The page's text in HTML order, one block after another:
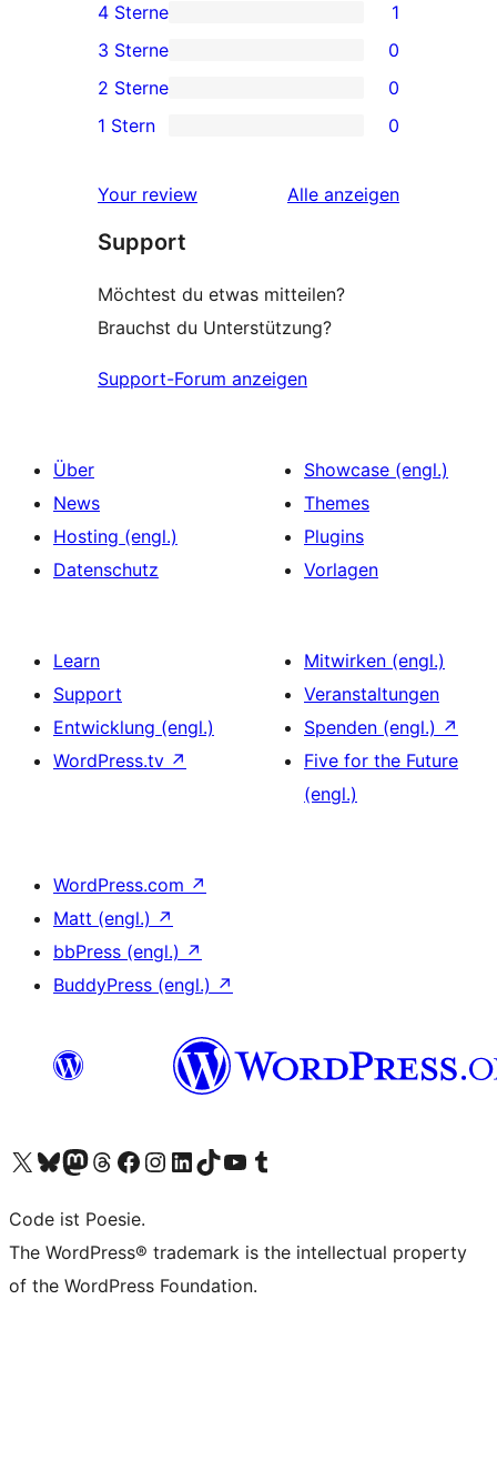
Sterne-
Rezensionen
1 4-
Sterne-
Rezension
4 Sterne 1
0 3-
Sterne-
Rezensionen
3 Sterne 0
0 2-
Sterne-
2 Sterne 0
0 1-
Rezensionen
1 Stern 0
Your review Alle Rezensionen
anzeigen
Support
Möchtest du etwas mitteilen?
Brauchst du Unterstützung?
Support-Forum anzeigen
Über
News
Hosting (engl.)
Datenschutz
Showcase (engl.)
Themes
Plugins
Vorlagen
Learn
Support
Entwicklung (engl.)
WordPress.tv ↗
Mitwirken (engl.)
Veranstaltungen
Spenden (engl.) ↗
Five for the Future
(engl.)
WordPress.com ↗
Matt (engl.) ↗
bbPress (engl.) ↗
BuddyPress (engl.) ↗
Unser X-Konto (früher Twitter) besuchen
Unser Bluesky-Konto besuchen
Unser Mastodon-Konto besuchen
Unser Threads-Konto besuchen
Unsere Facebook-Seite besuchen
Unser Instagram-Konto besuchen
Unser LinkedIn-Konto besuchen
Unser TikTok-Konto besuchen
Unseren YouTube-Kanal besuchen
Unser Tumblr-Konto besuchen
Code ist Poesie.
The WordPress® trademark is the intellectual property
of the WordPress Foundation.